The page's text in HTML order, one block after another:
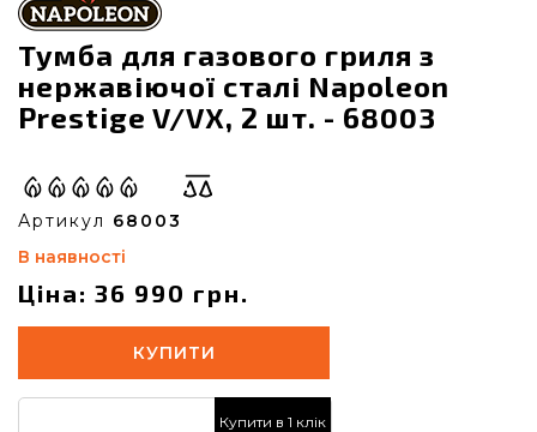
Тумба для газового гриля з
нержавіючої сталі Napoleon
Prestige V/VX, 2 шт. - 68003
Артикул 68003
В наявності
Ціна: 36 990 грн.
КУПИТИ
Купити в 1 клік